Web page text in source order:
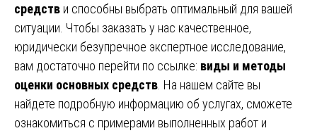
средств и способны выбрать оптимальный для вашей
ситуации. Чтобы заказать у нас качественное,
юридически безупречное экспертное исследование,
вам достаточно перейти по ссылке: виды и методы
оценки основных средств . На нашем сайте вы
найдете подробную информацию об услугах, сможете
ознакомиться с примерами выполненных работ и